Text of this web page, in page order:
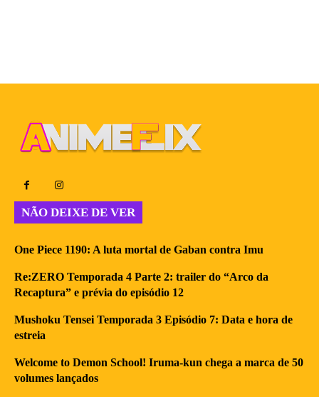
NÃO DEIXE DE VER
One Piece 1190: A luta mortal de Gaban contra Imu
Re:ZERO Temporada 4 Parte 2: trailer do “Arco da
Recaptura” e prévia do episódio 12
Mushoku Tensei Temporada 3 Episódio 7: Data e hora de
estreia
Welcome to Demon School! Iruma-kun chega a marca de 50
volumes lançados